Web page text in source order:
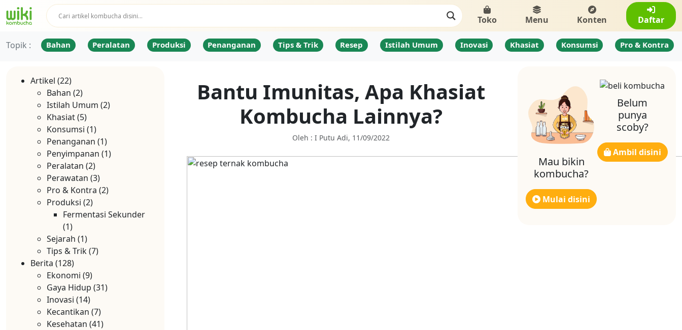
Toko Menu Konten Daftar
Topik : Bahan Peralatan Produksi Penanganan Tips & Trik Resep Istilah Umum Inovasi Khasiat Konsumsi Pro & Kontra
Mau bikin
kombucha?
Mulai disini
Belum
punya
scoby?
Ambil disini
Bantu Imunitas, Apa Khasiat
Kombucha Lainnya?
Oleh : I Putu Adi, 11/09/2022
Artikel (22)
Bahan (2)
Istilah Umum (2)
Khasiat(5)
Konsumsi (1)
Penanganan (1)
Penyimpanan (1)
Peralatan (2)
Perawatan (3)
Pro & Kontra (2)
Produksi (2)
Fermentasi Sekunder
(1)
Sejarah (1)
Tips & Trik(7)
Berita (128)
Ekonomi (9)
Gaya Hidup (31)
Inovasi (14)
Kecantikan (7)
Kesehatan (41)